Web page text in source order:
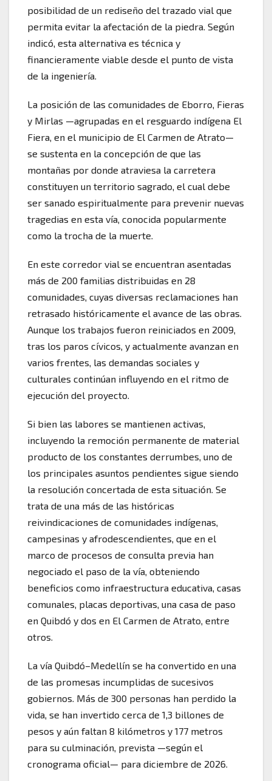
posibilidad de un rediseño del trazado vial que
permita evitar la afectación de la piedra. Según
indicó, esta alternativa es técnica y
financieramente viable desde el punto de vista
de la ingeniería.
La posición de las comunidades de Eborro, Fieras
y Mirlas —agrupadas en el resguardo indígena El
Fiera, en el municipio de El Carmen de Atrato—
se sustenta en la concepción de que las
montañas por donde atraviesa la carretera
constituyen un territorio sagrado, el cual debe
ser sanado espiritualmente para prevenir nuevas
tragedias en esta vía, conocida popularmente
como la trocha de la muerte.
En este corredor vial se encuentran asentadas
más de 200 familias distribuidas en 28
comunidades, cuyas diversas reclamaciones han
retrasado históricamente el avance de las obras.
Aunque los trabajos fueron reiniciados en 2009,
tras los paros cívicos, y actualmente avanzan en
varios frentes, las demandas sociales y
culturales continúan influyendo en el ritmo de
ejecución del proyecto.
Si bien las labores se mantienen activas,
incluyendo la remoción permanente de material
producto de los constantes derrumbes, uno de
los principales asuntos pendientes sigue siendo
la resolución concertada de esta situación. Se
trata de una más de las históricas
reivindicaciones de comunidades indígenas,
campesinas y afrodescendientes, que en el
marco de procesos de consulta previa han
negociado el paso de la vía, obteniendo
beneficios como infraestructura educativa, casas
comunales, placas deportivas, una casa de paso
en Quibdó y dos en El Carmen de Atrato, entre
otros.
La vía Quibdó–Medellín se ha convertido en una
de las promesas incumplidas de sucesivos
gobiernos. Más de 300 personas han perdido la
vida, se han invertido cerca de 1,3 billones de
pesos y aún faltan 8 kilómetros y 177 metros
para su culminación, prevista —según el
cronograma oficial— para diciembre de 2026.